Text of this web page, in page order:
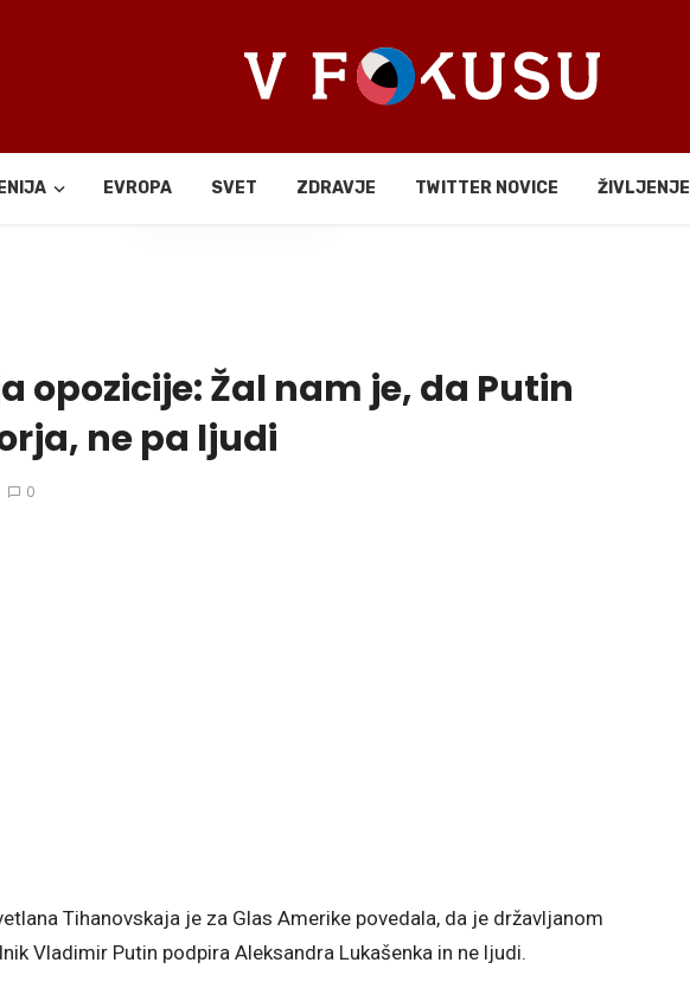
EVROPA SVET ZDRAVJE TWITTER NOVICE ŽIVLJENJE
Deli
opozicije: Žal nam je, da Putin
ne pa ljudi
0
Tihanovskaja je za Glas Amerike povedala, da je državljanom
Vladimir Putin podpira Aleksandra Lukašenka in ne ljudi.